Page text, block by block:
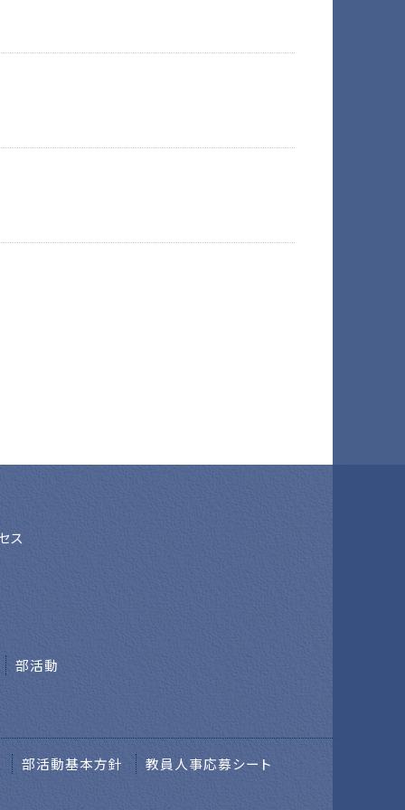
ス
部活動
部活動基本方針 教員人事応募シート